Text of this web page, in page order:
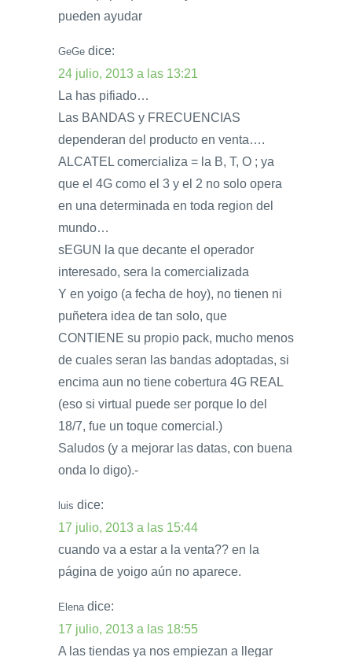
pueden ayudar
GeGe dice:
24 julio, 2013 a las 13:21
La has pifiado…
Las BANDAS y FRECUENCIAS
dependeran del producto en venta….
ALCATEL comercializa = la B, T, O ; ya
que el 4G como el 3 y el 2 no solo opera
en una determinada en toda region del
mundo…
sEGUN la que decante el operador
interesado, sera la comercializada
Y en yoigo (a fecha de hoy), no tienen ni
puñetera idea de tan solo, que
CONTIENE su propio pack, mucho menos
de cuales seran las bandas adoptadas, si
encima aun no tiene cobertura 4G REAL
(eso si virtual puede ser porque lo del
18/7, fue un toque comercial.)
Saludos (y a mejorar las datas, con buena
onda lo digo).-
luis dice:
17 julio, 2013 a las 15:44
cuando va a estar a la venta?? en la
página de yoigo aún no aparece.
Elena dice:
17 julio, 2013 a las 18:55
A las tiendas ya nos empiezan a llegar